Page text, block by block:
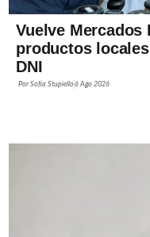
Vuelve Mercados
productos
DNI
PorSofía Stupiello6 Ago 2026